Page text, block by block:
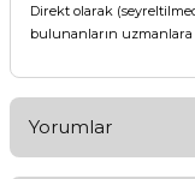
Direkt olarak
bulunanların uzmanlara
Yorumlar